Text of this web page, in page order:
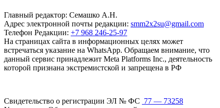
Главный редактор: Семашко А.Н.
Адрес электронной почты редакции: smm2x2su@gmail.com
Телефон Редакции: +7 968 246-25-97
На страницах сайта в информационных целях может
встречаться указание на WhatsApp. Обращаем внимание, что
данный сервис принадлежит Meta Platforms Inc., деятельность
которой признана экстремистской и запрещена в РФ
Свидетельство о регистрации ЭЛ № ФС 77 — 73258